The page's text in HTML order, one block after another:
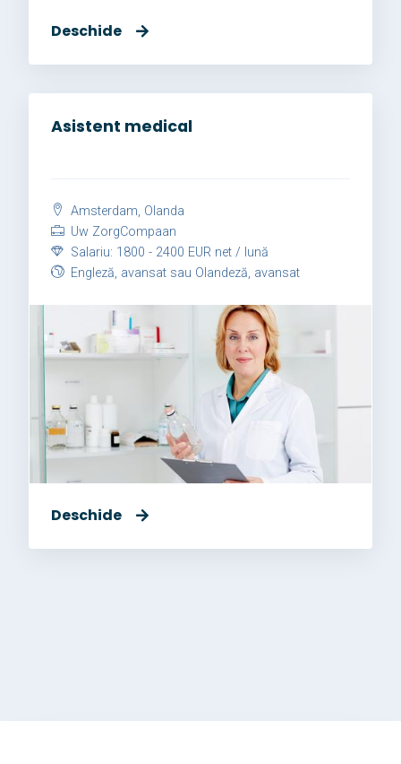
Deschide
Asistent medical
Amsterdam, Olanda
Uw ZorgCompaan
Salariu: 1800 - 2400 EUR net / lună
Engleză, avansat sau Olandeză, avansat
Deschide